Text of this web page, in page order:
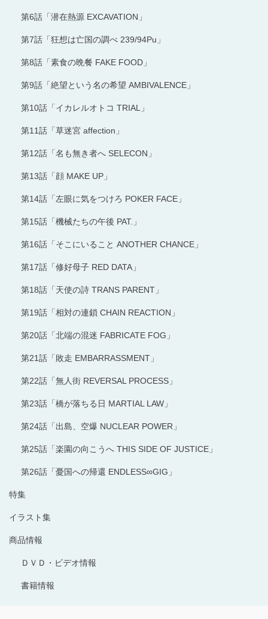
第6話「潜在熱源 EXCAVATION」
第7話「狂想は亡国の調べ 239/94Pu」
第8話「素食の晩餐 FAKE FOOD」
第9話「絶望という名の希望 AMBIVALENCE」
第10話「イカレルオトコ TRIAL」
第11話「草迷宮 affection」
第12話「名も無き者へ SELECON」
第13話「顔 MAKE UP」
第14話「左眼に気をつけろ POKER FACE」
第15話「機械たちの午後 PAT.」
第16話「そこにいること ANOTHER CHANCE」
第17話「修好母子 RED DATA」
第18話「天使の詩 TRANS PARENT」
第19話「相対の連鎖 CHAIN REACTION」
第20話「北端の混迷 FABRICATE FOG」
第21話「敗走 EMBARRASSMENT」
第22話「無人街 REVERSAL PROCESS」
第23話「橋が落ちる日 MARTIAL LAW」
第24話「出島、空爆 NUCLEAR POWER」
第25話「楽園の向こうへ THIS SIDE OF JUSTICE」
第26話「憂国への帰還 ENDLESS∞GIG」
特集
イラスト集
商品情報
ＤＶＤ・ビデオ情報
書籍情報